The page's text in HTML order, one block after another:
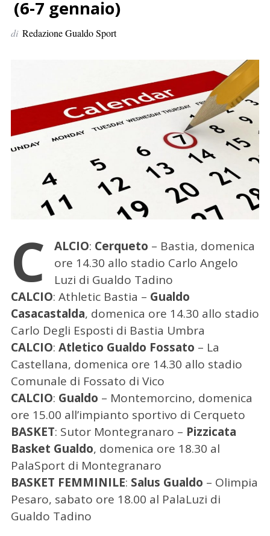
e
r
(6-7 gennaio)
di Redazione Gualdo Sport
C ALCIO: Cerqueto – Bastia, domenica
ore 14.30 allo stadio Carlo Angelo
Luzi di Gualdo Tadino
CALCIO: Athletic Bastia – Gualdo
Casacastalda, domenica ore 14.30 allo stadio
Carlo Degli Esposti di Bastia Umbra
CALCIO: Atletico Gualdo Fossato – La
Castellana, domenica ore 14.30 allo stadio
Comunale di Fossato di Vico
CALCIO: Gualdo – Montemorcino, domenica
ore 15.00 all’impianto sportivo di Cerqueto
BASKET: Sutor Montegranaro – Pizzicata
Basket Gualdo, domenica ore 18.30 al
PalaSport di Montegranaro
BASKET FEMMINILE: Salus Gualdo – Olimpia
Pesaro, sabato ore 18.00 al PalaLuzi di
Gualdo Tadino